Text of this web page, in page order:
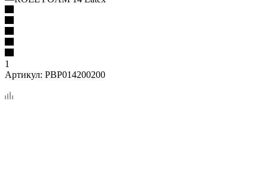
1
Артикул: PBP014200200